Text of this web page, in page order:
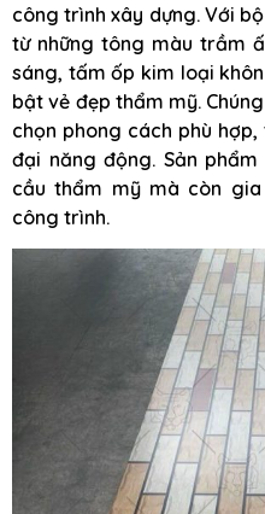
công trình xây dựng. Với
từ những tông màu trầm
sáng, tấm ốp kim loại
bật vẻ đẹp thẩm mỹ.
chọn phong cách phù
đại năng động. Sản
cầu thẩm mỹ mà còn
công trình.